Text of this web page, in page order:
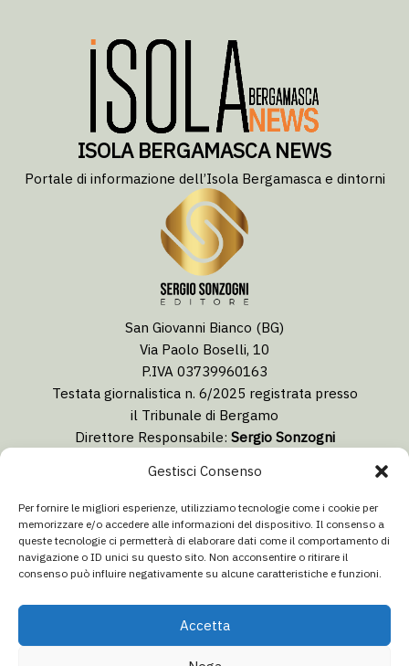
Gestisci Consenso
Per fornire le migliori esperienze, utilizziamo tecnologie come i cookie per
memorizzare e/o accedere alle informazioni del dispositivo. Il consenso a
queste tecnologie ci permetterà di elaborare dati come il comportamento di
navigazione o ID unici su questo sito. Non acconsentire o ritirare il
consenso può influire negativamente su alcune caratteristiche e funzioni.
Accetta
ISOLA BERGAMASCA NEWS
Portale di informazione dell’Isola Bergamasca e dintorni
San Giovanni Bianco (BG)
Via Paolo Boselli, 10
P.IVA 03739960163
Testata giornalistica n. 6/2025 registrata presso
il Tribunale di Bergamo
Direttore Responsabile: Sergio Sonzogni
redazione@isolabergamascanews.it
info@italiacommunication.com
Telefono: 0345 41834